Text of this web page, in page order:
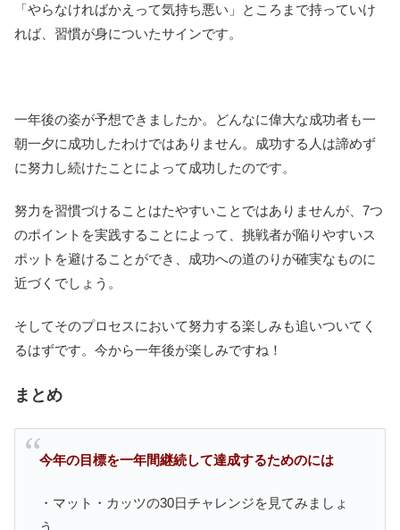
「やらなければかえって気持ち悪い」ところまで持っていけ
れば、習慣が身についたサインです。
一年後の姿が予想できましたか。どんなに偉大な成功者も一
朝一夕に成功したわけではありません。成功する人は諦めず
に努力し続けたことによって成功したのです。
努力を習慣づけることはたやすいことではありませんが、7つ
のポイントを実践することによって、挑戦者が陥りやすいス
ポットを避けることができ、成功への道のりが確実なものに
近づくでしょう。
そしてそのプロセスにおいて努力する楽しみも追いついてく
るはずです。今から一年後が楽しみですね！
まとめ
今年の目標を一年間継続して達成するためのには
・マット・カッツの30日チャレンジを見てみましょ